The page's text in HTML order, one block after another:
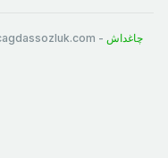
- چاغداش